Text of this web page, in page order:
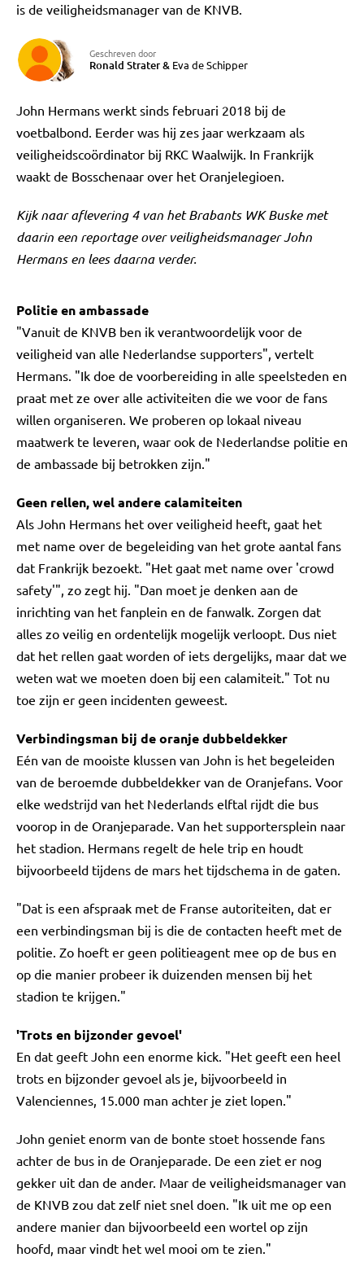
is de veiligheidsmanager van de KNVB.
Geschreven door
Ronald Strater& Eva de Schipper
John Hermans werkt sinds februari 2018 bij de
voetbalbond. Eerder was hij zes jaar werkzaam als
veiligheidscoördinator bij RKC Waalwijk. In Frankrijk
waakt de Bosschenaar over het Oranjelegioen.
Kijk naar aflevering 4 van het Brabants WK Buske met
daarin een reportage over veiligheidsmanager John
Hermans en lees daarna verder.
Politie en ambassade
"Vanuit de KNVB ben ik verantwoordelijk voor de
veiligheid van alle Nederlandse supporters", vertelt
Hermans. "Ik doe de voorbereiding in alle speelsteden en
praat met ze over alle activiteiten die we voor de fans
willen organiseren. We proberen op lokaal niveau
maatwerk te leveren, waar ook de Nederlandse politie en
de ambassade bij betrokken zijn."
Geen rellen, wel andere calamiteiten
Als John Hermans het over veiligheid heeft, gaat het
met name over de begeleiding van het grote aantal fans
dat Frankrijk bezoekt. "Het gaat met name over 'crowd
safety'", zo zegt hij. "Dan moet je denken aan de
inrichting van het fanplein en de fanwalk. Zorgen dat
alles zo veilig en ordentelijk mogelijk verloopt. Dus niet
dat het rellen gaat worden of iets dergelijks, maar dat we
weten wat we moeten doen bij een calamiteit." Tot nu
toe zijn er geen incidenten geweest.
Verbindingsman bij de oranje dubbeldekker
Eén van de mooiste klussen van John is het begeleiden
van de beroemde dubbeldekker van de Oranjefans. Voor
elke wedstrijd van het Nederlands elftal rijdt die bus
voorop in de Oranjeparade. Van het supportersplein naar
het stadion. Hermans regelt de hele trip en houdt
bijvoorbeeld tijdens de mars het tijdschema in de gaten.
"Dat is een afspraak met de Franse autoriteiten, dat er
een verbindingsman bij is die de contacten heeft met de
politie. Zo hoeft er geen politieagent mee op de bus en
op die manier probeer ik duizenden mensen bij het
stadion te krijgen."
'Trots en bijzonder gevoel'
En dat geeft John een enorme kick. "Het geeft een heel
trots en bijzonder gevoel als je, bijvoorbeeld in
Valenciennes, 15.000 man achter je ziet lopen."
John geniet enorm van de bonte stoet hossende fans
achter de bus in de Oranjeparade. De een ziet er nog
gekker uit dan de ander. Maar de veiligheidsmanager van
de KNVB zou dat zelf niet snel doen. "Ik uit me op een
andere manier dan bijvoorbeeld een wortel op zijn
hoofd, maar vindt het wel mooi om te zien."